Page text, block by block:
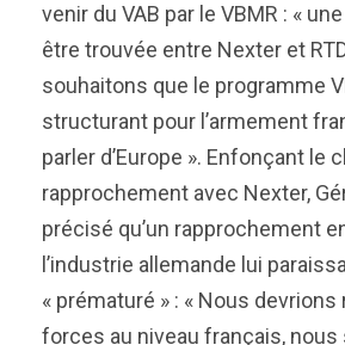
venir du VAB par le VBMR : «
être trouvée entre Nexter et
souhaitons que le programme
structurant pour l’armement
parler d’Europe ». Enfonçant le
rapprochement avec Nexter,
précisé qu’un rapprochement
l’industrie allemande lui
« prématuré » : « Nous devrions
forces au niveau français,